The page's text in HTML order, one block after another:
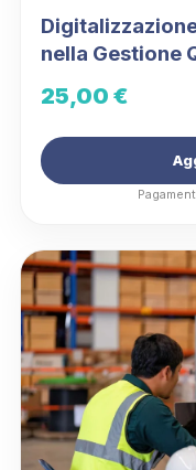
nella Gestione
25,00 €